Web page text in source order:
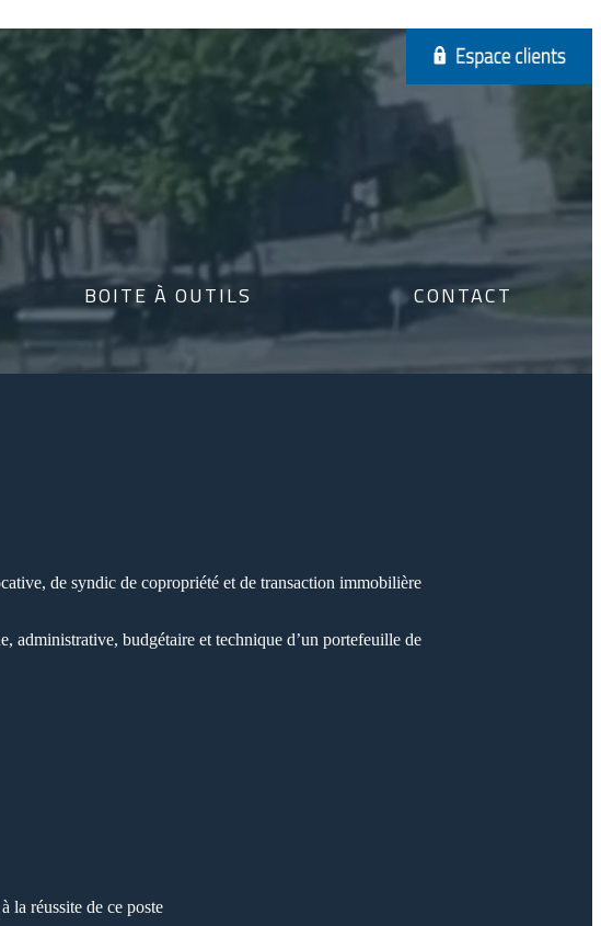
BOITE À OUTILS CONTACT
de syndic de copropriété et de transaction immobilière
administrative, budgétaire et technique d’un portefeuille de
la réussite de ce poste